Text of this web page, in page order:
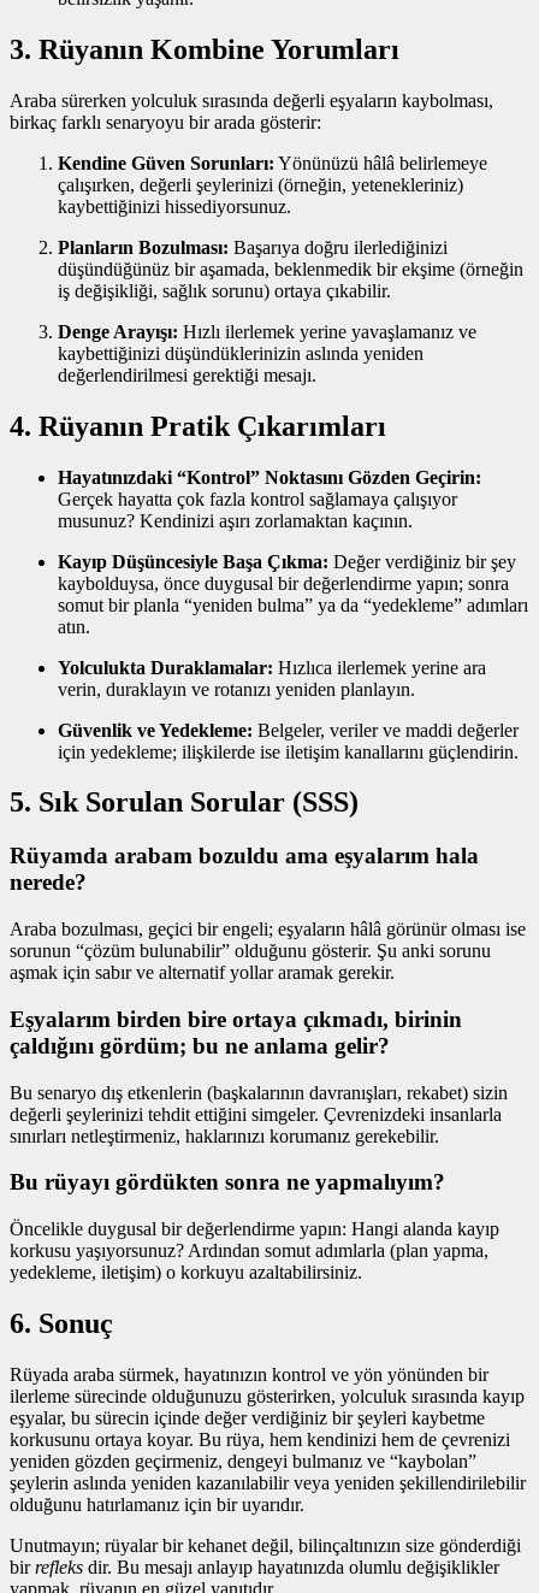
3. Rüyanın Kombine Yorumları
Araba sürerken yolculuk sırasında değerli eşyaların kaybolması,
birkaç farklı senaryoyu bir arada gösterir:
Kendine Güven Sorunları: Yönünüzü hâlâ belirlemeye
çalışırken, değerli şeylerinizi (örneğin, yetenekleriniz)
kaybettiğinizi hissediyorsunuz.
Planların Bozulması: Başarıya doğru ilerlediğinizi
düşündüğünüz bir aşamada, beklenmedik bir ekşime (örneğin
iş değişikliği, sağlık sorunu) ortaya çıkabilir.
Denge Arayışı: Hızlı ilerlemek yerine yavaşlamanız ve
kaybettiğinizi düşündüklerinizin aslında yeniden
değerlendirilmesi gerektiği mesajı.
4. Rüyanın Pratik Çıkarımları
Hayatınızdaki “Kontrol” Noktasını Gözden Geçirin:
Gerçek hayatta çok fazla kontrol sağlamaya çalışıyor
musunuz? Kendinizi aşırı zorlamaktan kaçının.
Kayıp Düşüncesiyle Başa Çıkma: Değer verdiğiniz bir şey
kaybolduysa, önce duygusal bir değerlendirme yapın; sonra
somut bir planla “yeniden bulma” ya da “yedekleme” adımları
atın.
Yolculukta Duraklamalar: Hızlıca ilerlemek yerine ara
verin, duraklayın ve rotanızı yeniden planlayın.
Güvenlik ve Yedekleme: Belgeler, veriler ve maddi değerler
için yedekleme; ilişkilerde ise iletişim kanallarını güçlendirin.
5. Sık Sorulan Sorular (SSS)
Rüyamda arabam bozuldu ama eşyalarım hala
nerede?
Araba bozulması, geçici bir engeli; eşyaların hâlâ görünür olması ise
sorunun “çözüm bulunabilir” olduğunu gösterir. Şu anki sorunu
aşmak için sabır ve alternatif yollar aramak gerekir.
Eşyalarım birden bire ortaya çıkmadı, birinin
çaldığını gördüm; bu ne anlama gelir?
Bu senaryo dış etkenlerin (başkalarının davranışları, rekabet) sizin
değerli şeylerinizi tehdit ettiğini simgeler. Çevrenizdeki insanlarla
sınırları netleştirmeniz, haklarınızı korumanız gerekebilir.
Bu rüyayı gördükten sonra ne yapmalıyım?
Öncelikle duygusal bir değerlendirme yapın: Hangi alanda kayıp
korkusu yaşıyorsunuz? Ardından somut adımlarla (plan yapma,
yedekleme, iletişim) o korkuyu azaltabilirsiniz.
6. Sonuç
Rüyada araba sürmek, hayatınızın kontrol ve yön yönünden bir
ilerleme sürecinde olduğunuzu gösterirken, yolculuk sırasında kayıp
eşyalar, bu sürecin içinde değer verdiğiniz bir şeyleri kaybetme
korkusunu ortaya koyar. Bu rüya, hem kendinizi hem de çevrenizi
yeniden gözden geçirmeniz, dengeyi bulmanız ve “kaybolan”
şeylerin aslında yeniden kazanılabilir veya yeniden şekillendirilebilir
olduğunu hatırlamanız için bir uyarıdır.
Unutmayın; rüyalar bir kehanet değil, bilinçaltınızın size gönderdiği
birrefleks dir. Bu mesajı anlayıp hayatınızda olumlu değişiklikler
yapmak, rüyanın en güzel yanıtıdır.